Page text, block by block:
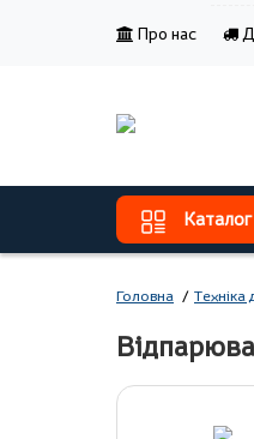
Про нас
Каталог
Головна Техніка